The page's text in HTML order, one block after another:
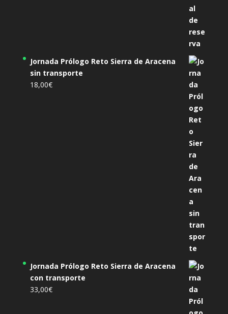
Jornada Prólogo Reto Sierra de Aracena
sin transporte
18,00€
Jornada Prólogo Reto Sierra de Aracena
con transporte
33,00€